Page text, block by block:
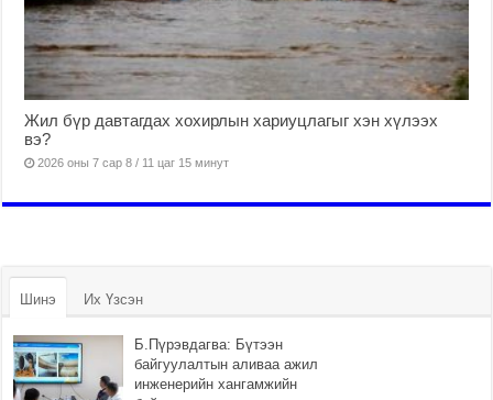
Жил бүр давтагдах хохирлын хариуцлагыг хэн хүлээх
вэ?
2026 оны 7 сар 8 / 11 цаг 15 минут
Шинэ Их Үзсэн
Б.Пүрэвдагва: Бүтээн
байгуулалтын аливаа ажил
инженерийн хангамжийн